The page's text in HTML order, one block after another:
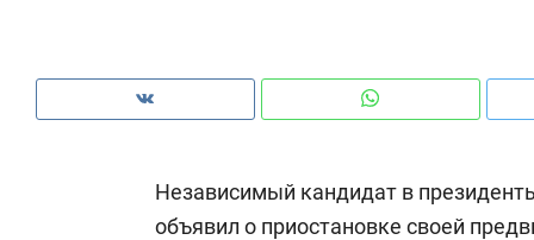
Независимый кандидат в
объявил о приостановке своей